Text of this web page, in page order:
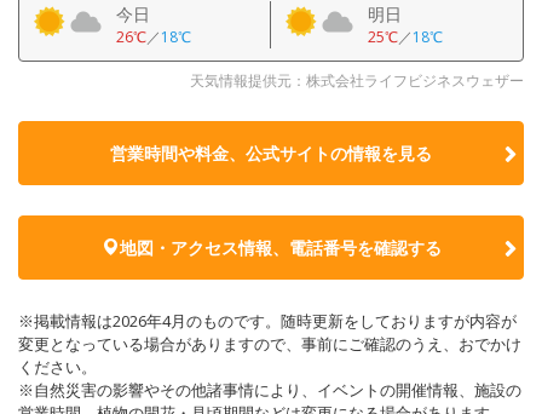
今日
26℃／18℃
明日
25℃／18℃
天気情報提供元：株式会社ライフビジネスウェザー
営業時間や料金、公式サイトの情報を見る
地図・アクセス情報、電話番号を確認する
※掲載情報は2026年4月のものです。随時更新をしておりますが内容が
変更となっている場合がありますので、事前にご確認のうえ、おでかけ
ください。
※自然災害の影響やその他諸事情により、イベントの開催情報、施設の